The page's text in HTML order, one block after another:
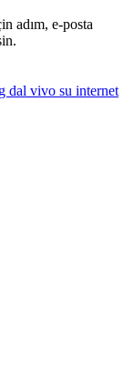
adım, e-posta
dal vivo su internet